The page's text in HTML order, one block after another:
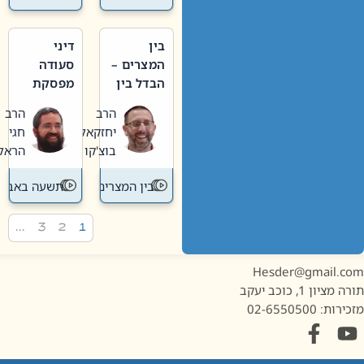
בין
המצרים –
הבדל בין
חדשה
לישנה
הרב
יחזקאל
בוצ'קו
בין המצרים
דיני
סעודה
מפסקת
תשעה
באב
הרב
חגי
הראל
תשעה באב
1, כוכב יעקב
02-6550500